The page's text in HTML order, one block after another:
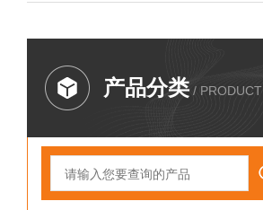
产品分类 / PRODUCT